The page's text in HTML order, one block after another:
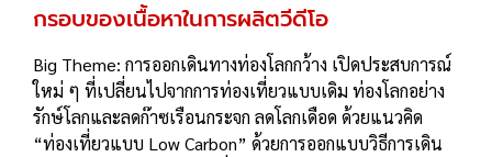
กรอบของเนื้อหาในการผลิตวีดีโอ
Big Theme: การออกเดินทางท่องโลกกว้าง เปิดประสบการณ์
ใหม่ ๆ ที่เปลี่ยนไปจากการท่องเที่ยวแบบเดิม ท่องโลกอย่าง
รักษ์โลกและลดก๊าซเรือนกระจก ลดโลกเดือด ด้วยแนวคิด
“ท่องเที่ยวแบบ Low Carbon” ด้วยการออกแบบวิธีการเดิน